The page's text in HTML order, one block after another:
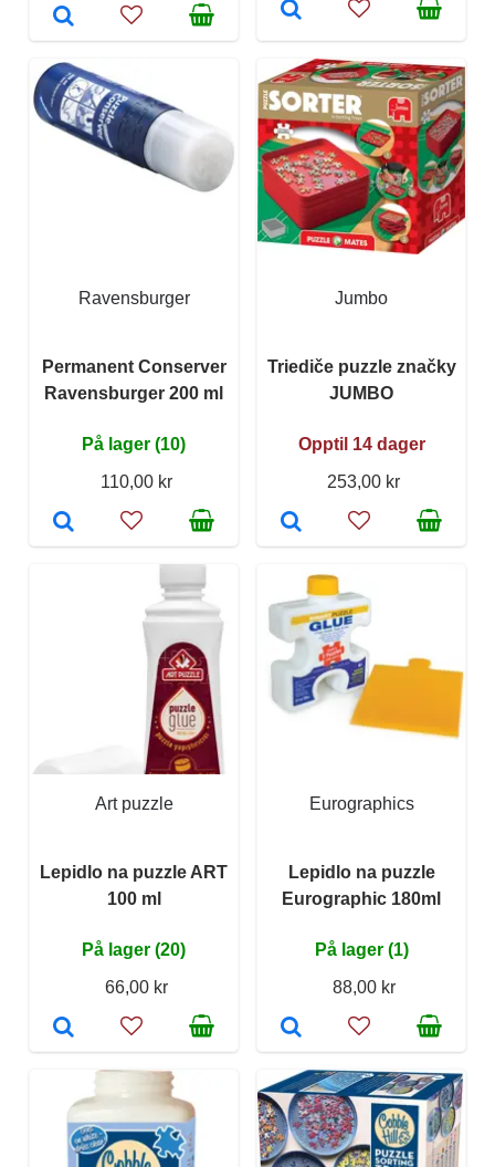
Ravensburger
Permanent Conserver
Ravensburger 200 ml
På lager (10)
110,00 kr
Jumbo
Triediče puzzle značky
JUMBO
Opptil 14 dager
253,00 kr
Art puzzle
Lepidlo na puzzle ART
100 ml
På lager (20)
66,00 kr
Eurographics
Lepidlo na puzzle
Eurographic 180ml
På lager (1)
88,00 kr